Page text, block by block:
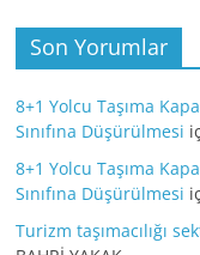
Son Yorumlar
8+1 Yolcu Taşıma
Sınıfına Düşürülmesi
8+1 Yolcu Taşıma
Sınıfına Düşürülmesi
Turizm taşımacılığı